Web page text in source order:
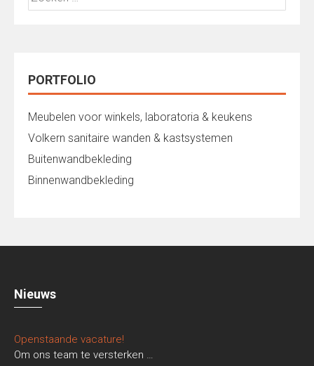
naar:
PORTFOLIO
Meubelen voor winkels, laboratoria & keukens
Volkern sanitaire wanden & kastsystemen
Buitenwandbekleding
Binnenwandbekleding
Nieuws
Openstaande vacature!
Om ons team te versterken